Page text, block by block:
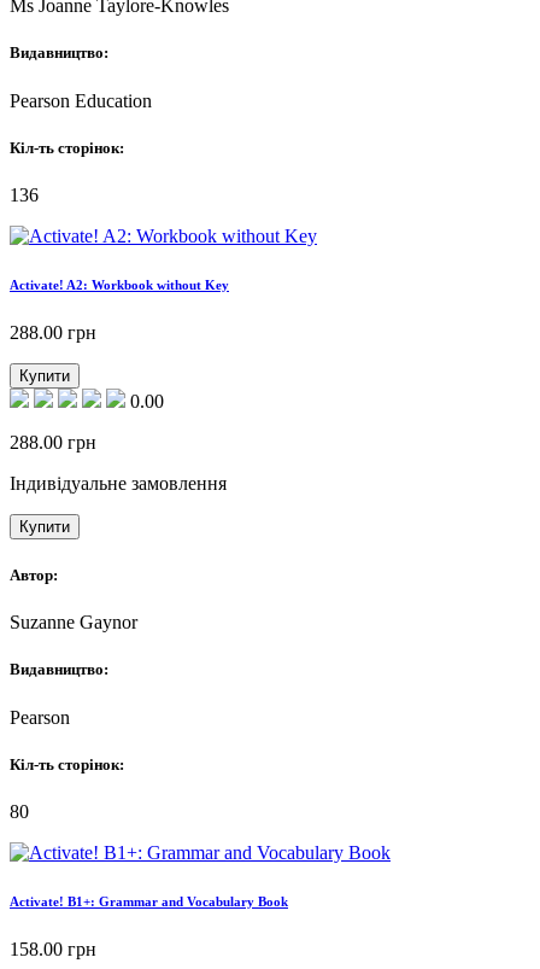
Ms Joanne Taylore-Knowles
Видавництво:
Pearson Education
Кіл-ть сторінок:
136
Activate! A2: Workbook without Key
288.00 грн
Купити
0.00
288.00 грн
Індивідуальне замовлення
Купити
Автор:
Suzanne Gaynor
Видавництво:
Pearson
Кіл-ть сторінок:
80
Activate! B1+: Grammar and Vocabulary Book
158.00 грн